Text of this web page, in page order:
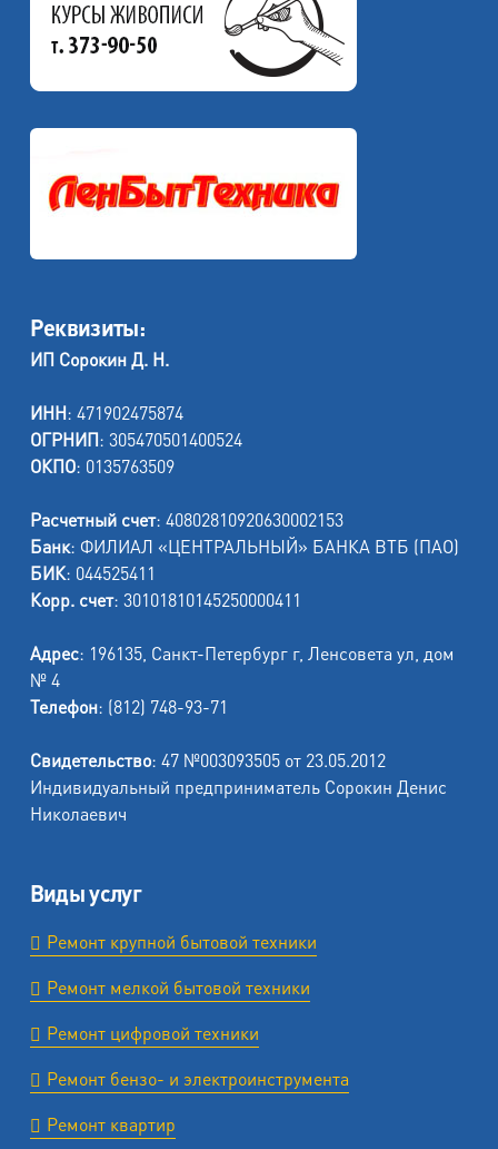
Реквизиты:
ИП Сорокин Д. Н.
ИНН: 471902475874
ОГРНИП: 305470501400524
ОКПО: 0135763509
Расчетный счет: 40802810920630002153
Банк: ФИЛИАЛ «ЦЕНТРАЛЬНЫЙ» БАНКА ВТБ (ПАО)
БИК: 044525411
Корр. счет: 30101810145250000411
Адрес: 196135, Санкт-Петербург г, Ленсовета ул, дом
№ 4
Телефон: (812) 748-93-71
Свидетельство: 47 №003093505 от 23.05.2012
Индивидуальный предприниматель Сорокин Денис
Николаевич
Виды услуг
Ремонт крупной бытовой техники
Ремонт мелкой бытовой техники
Ремонт цифровой техники
Ремонт бензо- и электроинструмента
Ремонт квартир